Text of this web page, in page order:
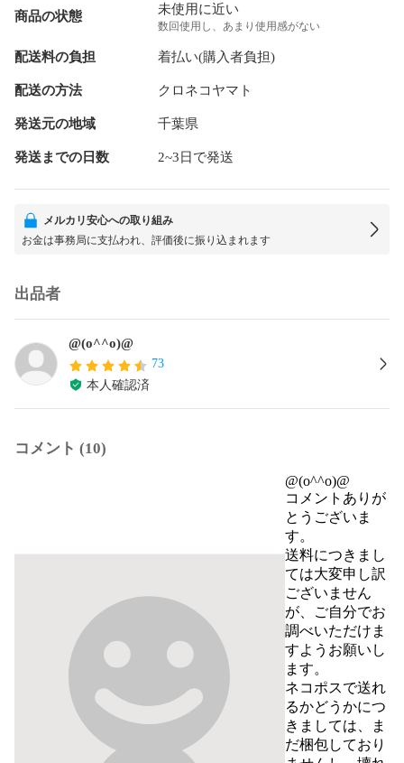
商品の状態 未使用に近い
数回使用し、あまり使用感がない
配送料の負担 着払い(購入者負担)
配送の方法 クロネコヤマト
発送元の地域 千葉県
発送までの日数 2~3日で発送
メルカリ安心への取り組み
お金は事務局に支払われ、評価後に振り込まれます
出品者
@(o^^o)@
73
本人確認済
コメント (10)
@(o^^o)@
コメントありが
とうございま
す。
送料につきまし
ては大変申し訳
ございません
が、ご自分でお
調べいただけま
すようお願いし
ます。
ネコポスで送れ
るかどうかにつ
きましては、ま
だ梱包しており